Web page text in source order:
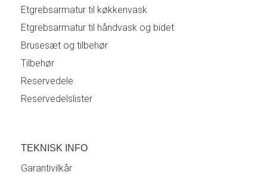
Etgrebsarmatur til køkkenvask
Etgrebsarmatur til håndvask og bidet
Brusesæt og tilbehør
Tilbehør
Reservedele
Reservedelslister
TEKNISK INFO
Garantivilkår